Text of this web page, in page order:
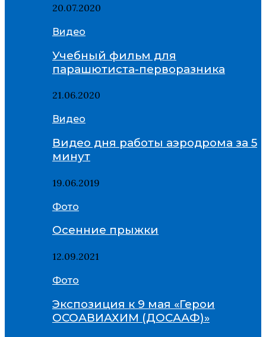
20.07.2020
Видео
Учебный фильм для
парашютиста-перворазника
21.06.2020
Видео
Видео дня работы аэродрома за 5
минут
19.06.2019
Фото
Осенние прыжки
12.09.2021
Фото
Экспозиция к 9 мая «Герои
ОСОАВИАХИМ (ДОСААФ)»